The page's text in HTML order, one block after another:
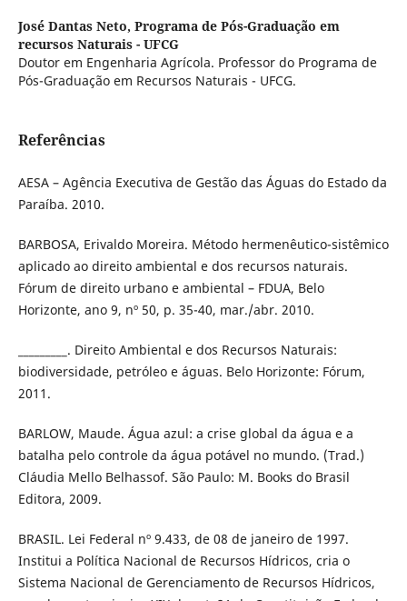
José Dantas Neto, Programa de Pós-Graduação em
recursos Naturais - UFCG
Doutor em Engenharia Agrícola. Professor do Programa de
Pós-Graduação em Recursos Naturais - UFCG.
Referências
AESA – Agência Executiva de Gestão das Águas do Estado da
Paraíba. 2010.
BARBOSA, Erivaldo Moreira. Método hermenêutico-sistêmico
aplicado ao direito ambiental e dos recursos naturais.
Fórum de direito urbano e ambiental – FDUA, Belo
Horizonte, ano 9, nº 50, p. 35-40, mar./abr. 2010.
_________. Direito Ambiental e dos Recursos Naturais:
biodiversidade, petróleo e águas. Belo Horizonte: Fórum,
2011.
BARLOW, Maude. Água azul: a crise global da água e a
batalha pelo controle da água potável no mundo. (Trad.)
Cláudia Mello Belhassof. São Paulo: M. Books do Brasil
Editora, 2009.
BRASIL. Lei Federal nº 9.433, de 08 de janeiro de 1997.
Institui a Política Nacional de Recursos Hídricos, cria o
Sistema Nacional de Gerenciamento de Recursos Hídricos,